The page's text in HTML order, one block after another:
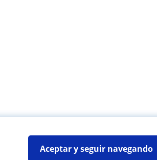
Aceptar y seguir navegando
Mapa web: